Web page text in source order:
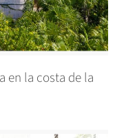
en la costa de la